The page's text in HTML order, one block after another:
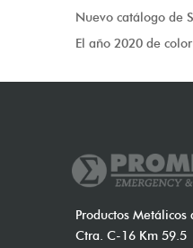
Nuevo catálogo de
El año 2020 de
Productos Metálicos
Ctra. C-16 Km 59.5